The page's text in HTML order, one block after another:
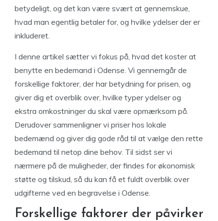
betydeligt, og det kan være svært at gennemskue,
hvad man egentlig betaler for, og hvilke ydelser der er
inkluderet.
I denne artikel sætter vi fokus på, hvad det koster at
benytte en bedemand i Odense. Vi gennemgår de
forskellige faktorer, der har betydning for prisen, og
giver dig et overblik over, hvilke typer ydelser og
ekstra omkostninger du skal være opmærksom på.
Derudover sammenligner vi priser hos lokale
bedemænd og giver dig gode råd til at vælge den rette
bedemand til netop dine behov. Til sidst ser vi
nærmere på de muligheder, der findes for økonomisk
støtte og tilskud, så du kan få et fuldt overblik over
udgifterne ved en begravelse i Odense.
Forskellige faktorer der påvirker